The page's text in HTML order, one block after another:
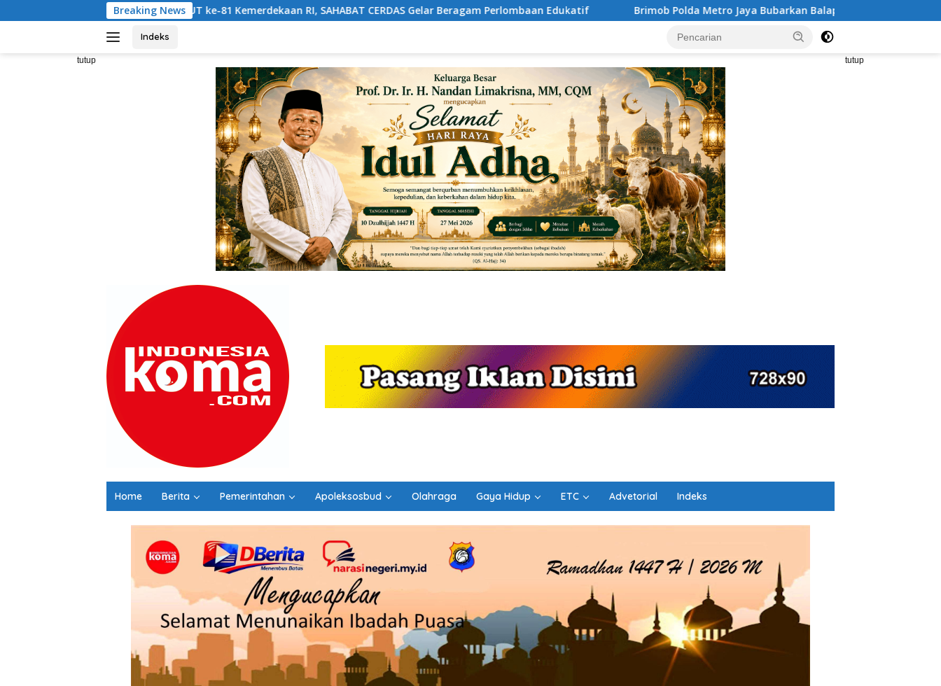
ke
Breaking News
HUT ke-81 Kemerdekaan RI, SAHABAT CERDAS Gelar Beragam Perlombaan Edukatif Brimob Polda Metro Jaya Bubarkan Balap Liar, Sembilan Motor Diamankan di Jakarta Timur
Indeks
tutup tutup
Home Berita Pemerintahan Apoleksosbud Olahraga Gaya Hidup ETC Advetorial Indeks